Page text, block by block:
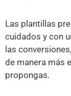
Las plantillas
cuidados y con
las
de manera más
propongas.